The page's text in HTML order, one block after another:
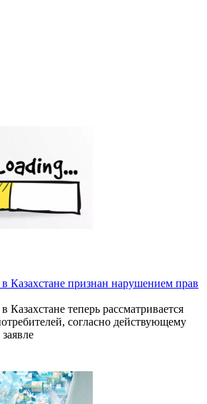
Казахстане признан нарушением прав
теперь рассматривается
согласно действующему